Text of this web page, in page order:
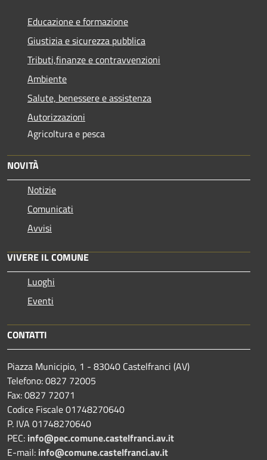
Educazione e formazione
Giustizia e sicurezza pubblica
Tributi,finanze e contravvenzioni
Ambiente
Salute, benessere e assistenza
Autorizzazioni
Agricoltura e pesca
NOVITÀ
Notizie
Comunicati
Avvisi
VIVERE IL COMUNE
Luoghi
Eventi
CONTATTI
Piazza Municipio, 1 - 83040 Castelfranci (AV)
Telefono: 0827 72005
Fax: 0827 72071
Codice Fiscale 01748270640
P. IVA 01748270640
PEC: info@pec.comune.castelfranci.av.it
E-mail: info@comune.castelfranci.av.it